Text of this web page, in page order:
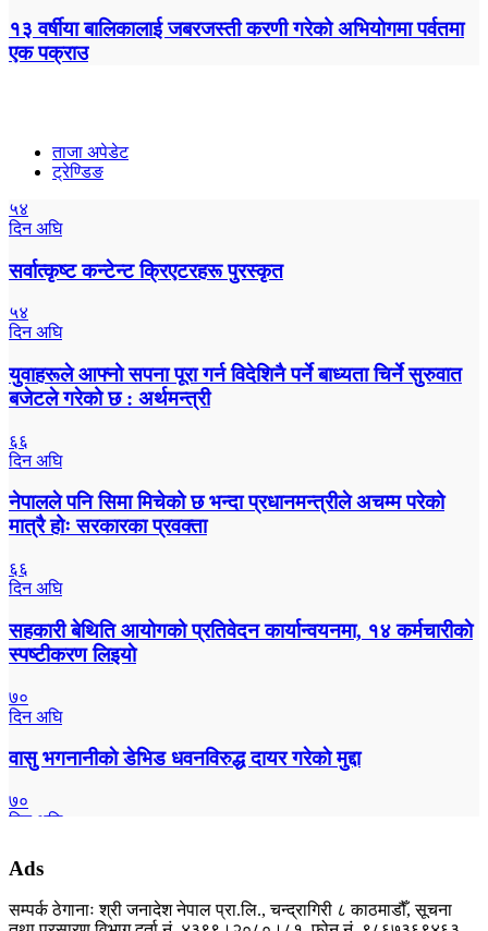
१३ वर्षीया बालिकालाई जबरजस्ती करणी गरेको अभियोगमा पर्वतमा
एक पक्राउ
ताजा अपेडेट
ट्रेण्डिङ
५४
दिन अघि
सर्वात्कृष्ट कन्टेन्ट क्रिएटरहरू पुरस्कृत
५४
दिन अघि
युवाहरूले आफ्नो सपना पूरा गर्न विदेशिनै पर्ने बाध्यता चिर्ने सुरुवात
बजेटले गरेको छ : अर्थमन्त्री
६६
दिन अघि
नेपालले पनि सिमा मिचेको छ भन्दा प्रधानमन्त्रीले अचम्म परेको
मात्रै होः सरकारका प्रवक्ता
६६
दिन अघि
सहकारी बेथिति आयोगको प्रतिवेदन कार्यान्वयनमा, १४ कर्मचारीकाे
स्पष्टीकरण लिइयाे
७०
दिन अघि
वासु भगनानीकाे डेभिड धवनविरुद्ध दायर गरेकाे मुद्दा
७०
दिन अघि
महिलाहरू पुरुषभन्दा धेरै किन बाँच्छन् ?
७०
दिन अघि
Ads
सम्पर्क ठेगानाः श्री जनादेश नेपाल प्रा.लि., चन्द्रागिरी ८ काठमाडौँ, सूचना